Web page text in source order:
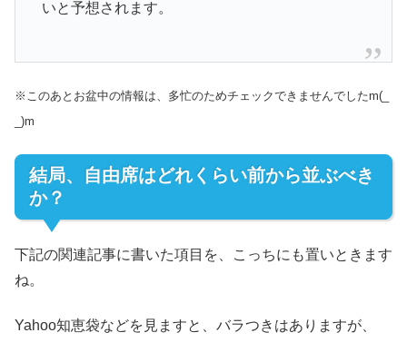
いと予想されます。
※このあとお盆中の情報は、多忙のためチェックできませんでしたm(_
_)m
結局、自由席はどれくらい前から並ぶべき
か？
下記の関連記事に書いた項目を、こっちにも置いときます
ね。
Yahoo知恵袋などを見ますと、バラつきはありますが、